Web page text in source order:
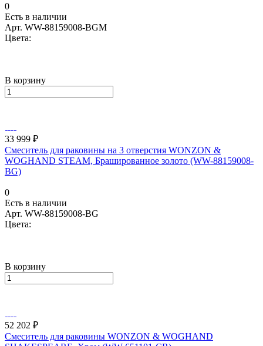
0
Есть в наличии
Арт. WW-88159008-BGM
Цвета:
В корзину
33 999 ₽
Смеситель для раковины на 3 отверстия WONZON &
WOGHAND STEAM, Брашированное золото (WW-88159008-
BG)
0
Есть в наличии
Арт. WW-88159008-BG
Цвета:
В корзину
52 202 ₽
Смеситель для раковины WONZON & WOGHAND